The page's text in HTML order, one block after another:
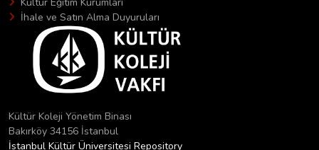
İhale ve Satın Alma Duyuruları
Kültür Koleji Yönetim Binası
Bakırköy 34156 İstanbul
İstanbul Kültür Üniversitesi Repository